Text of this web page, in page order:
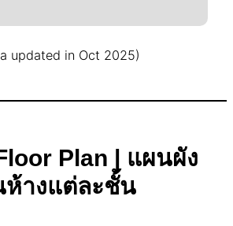
updated in Oct 2025)
Plan | แผนผัง
ห้างแต่ละชั้น